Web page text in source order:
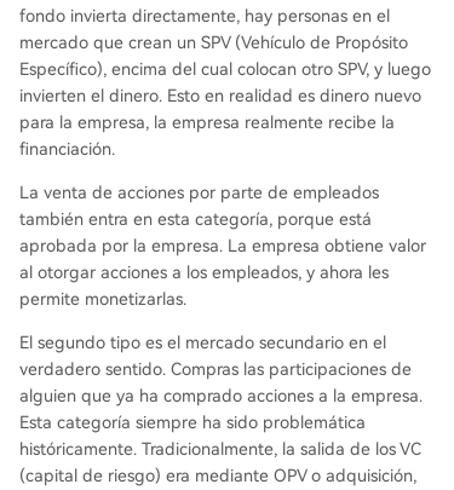
fondo invierta directamente, hay personas en el
mercado que crean un SPV (Vehículo de Propósito
Específico), encima del cual colocan otro SPV, y luego
invierten el dinero. Esto en realidad es dinero nuevo
para la empresa, la empresa realmente recibe la
financiación.
La venta de acciones por parte de empleados
también entra en esta categoría, porque está
aprobada por la empresa. La empresa obtiene valor
al otorgar acciones a los empleados, y ahora les
permite monetizarlas.
El segundo tipo es el mercado secundario en el
verdadero sentido. Compras las participaciones de
alguien que ya ha comprado acciones a la empresa.
Esta categoría siempre ha sido problemática
históricamente. Tradicionalmente, la salida de los VC
(capital de riesgo) era mediante OPV o adquisición,